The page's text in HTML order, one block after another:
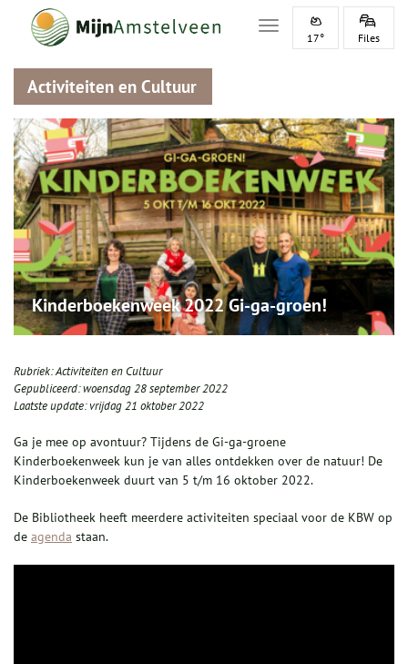
Toggle navigation
17° Files
Activiteiten en Cultuur
Kinderboekenweek 2022 Gi-ga-groen!
Rubriek:Activiteiten en Cultuur
Gepubliceerd:woensdag 28 september 2022
Laatste update:vrijdag 21 oktober 2022
Ga je mee op avontuur? Tijdens de Gi-ga-groene
Kinderboekenweek kun je van alles ontdekken over de natuur! De
Kinderboekenweek duurt van 5 t/m 16 oktober 2022.
De Bibliotheek heeft meerdere activiteiten speciaal voor de KBW op
de agenda staan.